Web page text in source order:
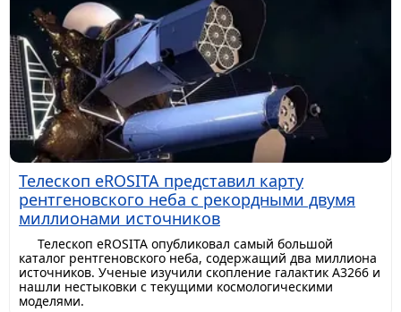
Телескоп eROSITA представил карту
рентгеновского неба с рекордными двумя
миллионами источников
Телескоп eROSITA опубликовал самый большой
каталог рентгеновского неба, содержащий два миллиона
источников. Ученые изучили скопление галактик A3266 и
нашли нестыковки с текущими космологическими
моделями.